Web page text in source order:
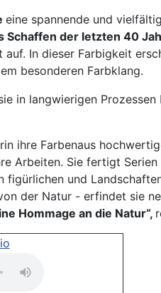
eine spannende und
Schaffen der letzten 40
In dieser Farbigkeit
besonderen Farbklang.
in langwierigen
ihre Farbenaus
Arbeiten. Sie fertigt
figürlichen und
der Natur - erfindet sie
Hommage an die Natur“,